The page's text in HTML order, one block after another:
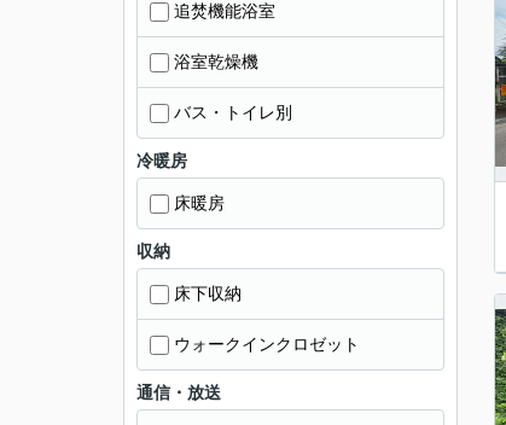
追焚機能浴室
浴室乾燥機
バス・トイレ別
冷暖房
床暖房
収納
床下収納
ウォークインクロゼット
通信・放送